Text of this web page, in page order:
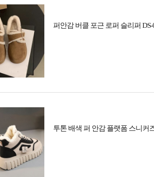
퍼안감 버클 포근 로퍼 슬리퍼 DS-
투톤 배색 퍼 안감 플랫폼 스니커